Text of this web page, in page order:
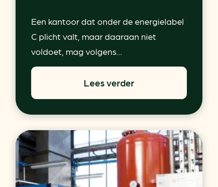
Een kantoor dat onder de energielabel
C plicht valt, maar daaraan niet
voldoet, mag volgens...
Lees verder